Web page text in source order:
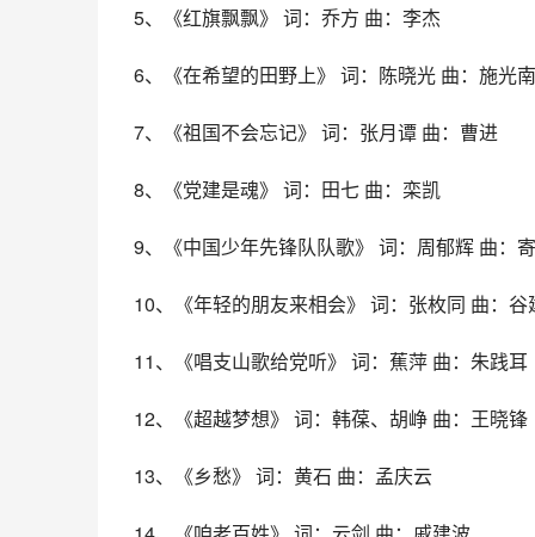
5、《红旗飘飘》 词：乔方 曲：李杰
6、《在希望的田野上》 词：陈晓光 曲：施光南
7、《祖国不会忘记》 词：张月谭 曲：曹进
8、《党建是魂》 词：田七 曲：栾凯
9、《中国少年先锋队队歌》 词：周郁辉 曲：
10、《年轻的朋友来相会》 词：张枚同 曲：谷
11、《唱支山歌给党听》 词：蕉萍 曲：朱践耳
12、《超越梦想》 词：韩葆、胡峥 曲：王晓锋
13、《乡愁》 词：黄石 曲：孟庆云